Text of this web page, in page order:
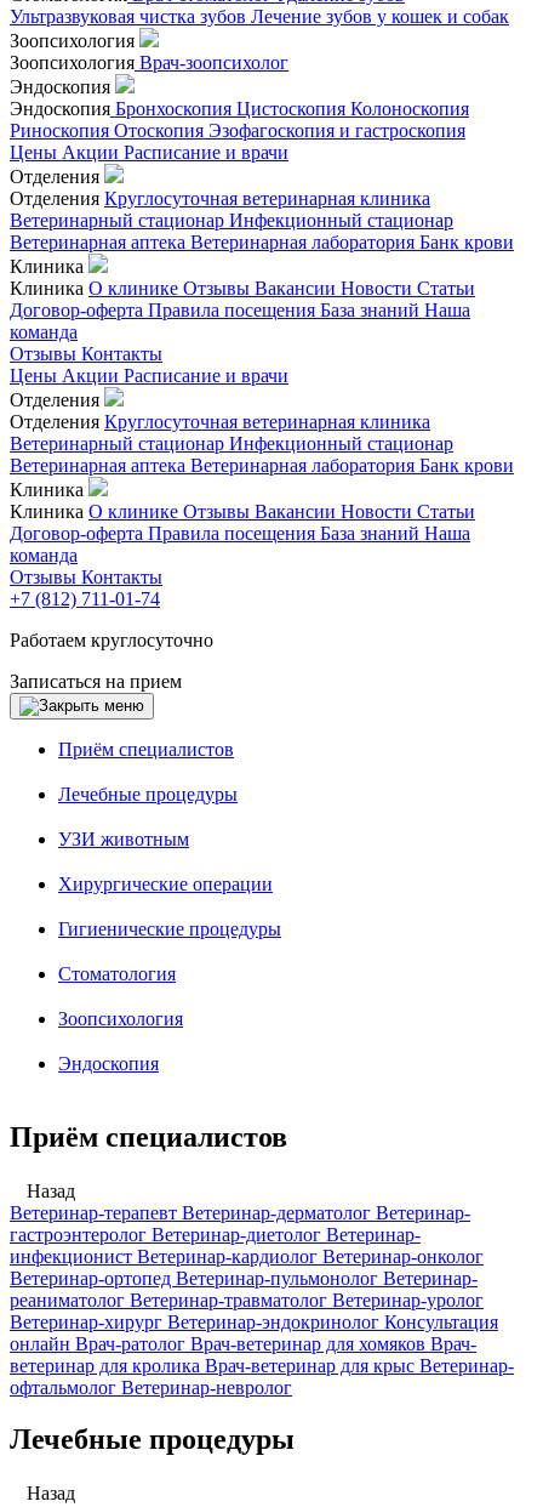
Ультразвуковая чистка зубов Лечение зубов у кошек и собак
Зоопсихология
Зоопсихология Врач-зоопсихолог
Эндоскопия
Эндоскопия Бронхоскопия Цистоскопия Колоноскопия
Риноскопия Отоскопия Эзофагоскопия и гастроскопия
Цены Акции Расписание и врачи
Отделения
Отделения Круглосуточная ветеринарная клиника
Ветеринарный стационар Инфекционный стационар
Ветеринарная аптека Ветеринарная лаборатория Банк крови
Клиника
Клиника О клинике Отзывы Вакансии Новости Статьи
Договор-оферта Правила посещения База знаний Наша
команда
Отзывы Контакты
Цены Акции Расписание и врачи
Отделения
Отделения Круглосуточная ветеринарная клиника
Ветеринарный стационар Инфекционный стационар
Ветеринарная аптека Ветеринарная лаборатория Банк крови
Клиника
Клиника О клинике Отзывы Вакансии Новости Статьи
Договор-оферта Правила посещения База знаний Наша
команда
Отзывы Контакты
+7 (812) 711-01-74
Работаем круглосуточно
Записаться на прием
Приём специалистов
Лечебные процедуры
УЗИ животным
Хирургические операции
Гигиенические процедуры
Стоматология
Зоопсихология
Эндоскопия
Приём специалистов
Назад
Ветеринар-терапевт Ветеринар-дерматолог Ветеринар-
гастроэнтеролог Ветеринар-диетолог Ветеринар-
инфекционист Ветеринар-кардиолог Ветеринар-онколог
Ветеринар-ортопед Ветеринар-пульмонолог Ветеринар-
реаниматолог Ветеринар-травматолог Ветеринар-уролог
Ветеринар-хирург Ветеринар-эндокринолог Консультация
онлайн Врач-ратолог Врач-ветеринар для хомяков Врач-
ветеринар для кролика Врач-ветеринар для крыс Ветеринар-
офтальмолог Ветеринар-невролог
Лечебные процедуры
Назад